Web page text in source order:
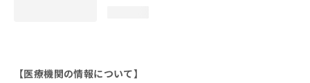
【医療機関の情報について】